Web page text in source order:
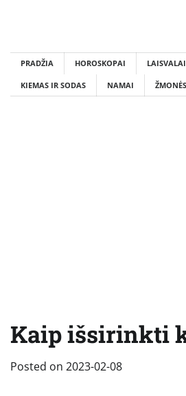
PRADŽIA HOROSKOPAI
KIEMAS IR SODAS NAMAI ŽMONĖS
Kaip išsirinkti
Posted on 2023-02-08